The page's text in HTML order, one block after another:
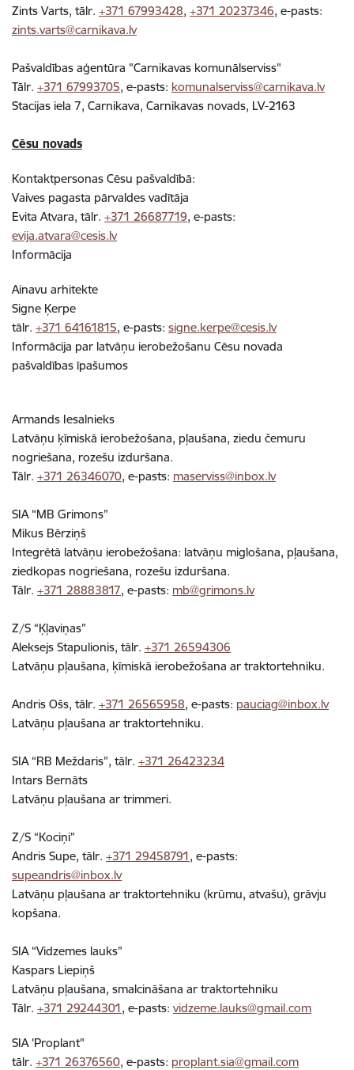
Zints Varts, tālr. +371 67993428, +371 20237346, e-pasts:
zints.varts@carnikava.lv
Pašvaldības aģentūra "Carnikavas komunālserviss"
Tālr. +371 67993705, e-pasts: komunalserviss@carnikava.lv
Stacijas iela 7, Carnikava, Carnikavas novads, LV-2163
Cēsu novads
Kontaktpersonas Cēsu pašvaldībā:
Vaives pagasta pārvaldes vadītāja
Evita Atvara, tālr. +371 26687719, e-pasts:
evija.atvara@cesis.lv
Informācija
Ainavu arhitekte
Signe Ķerpe
tālr. +371 64161815, e-pasts: signe.kerpe@cesis.lv
Informācija par latvāņu ierobežošanu Cēsu novada
pašvaldības īpašumos
Armands Iesalnieks
Latvāņu ķīmiskā ierobežošana, pļaušana, ziedu čemuru
nogriešana, rozešu izduršana.
Tālr. +371 26346070, e-pasts: maserviss@inbox.lv
SIA “MB Grimons”
Mikus Bērziņš
Integrētā latvāņu ierobežošana: latvāņu miglošana, pļaušana,
ziedkopas nogriešana, rozešu izduršana.
Tālr. +371 28883817, e-pasts: mb@grimons.lv
Z/S “Ķļaviņas”
Aleksejs Stapulionis, tālr. +371 26594306
Latvāņu pļaušana, ķīmiskā ierobežošana ar traktortehniku.
Andris Ošs, tālr. +371 26565958, e-pasts: pauciag@inbox.lv
Latvāņu pļaušana ar traktortehniku.
SIA “RB Meždaris”, tālr. +371 26423234
Intars Bernāts
Latvāņu pļaušana ar trimmeri.
Z/S “Kociņi”
Andris Supe, tālr. +371 29458791, e-pasts:
supeandris@inbox.lv
Latvāņu pļaušana ar traktortehniku (krūmu, atvašu), grāvju
kopšana.
SIA “Vidzemes lauks”
Kaspars Liepiņš
Latvāņu pļaušana, smalcināšana ar traktortehniku
Tālr. +371 29244301, e-pasts: vidzeme.lauks@gmail.com
SIA 'Proplant"
tālr. +371 26376560, e-pasts: proplant.sia@gmail.com